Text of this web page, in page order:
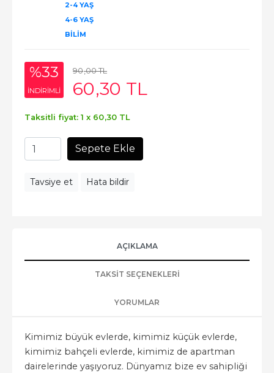
2-4 YAŞ
4-6 YAŞ
BILIM
%33
INDIRIMLI
90,00TL
60,30 TL
Taksitli fiyat: 1 x 60,30 TL
Sepete Ekle
Tavsiye et Hata bildir
AÇIKLAMA
TAKSIT SEÇENEKLERI
YORUMLAR
Kimimiz büyük evlerde, kimimiz küçük evlerde,
kimimiz bahçeli evlerde, kimimiz de apartman
dairelerinde yaşıyoruz. Dünyamız bize ev sahipliği